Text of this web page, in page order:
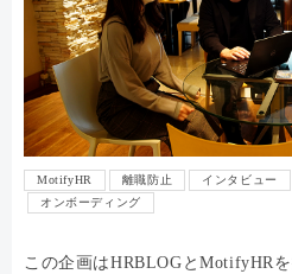
MotifyHR 離職防止 インタビュー
オンボーディング
この企画はHRBLOGとMotifyHR